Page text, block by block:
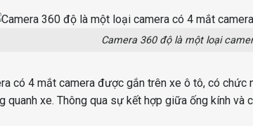
Camera 360 độ là một loại
có 4 mắt camera được gắn trên xe ô tô, có chức
quanh xe. Thông qua sự kết hợp giữa ống kính